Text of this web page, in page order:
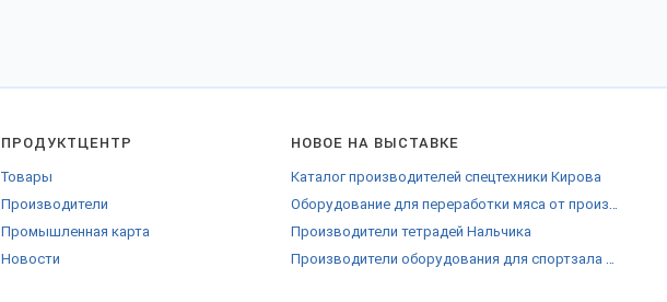
ПРОДУКТЦЕНТР
Товары
Производители
Промышленная карта
Новости
НОВОЕ НА ВЫСТАВКЕ
Каталог производителей спецтехники Кирова
Оборудование для переработки мяса от производителей Белгородской области
Производители тетрадей Нальчика
Производители оборудования для спортзала Подольска